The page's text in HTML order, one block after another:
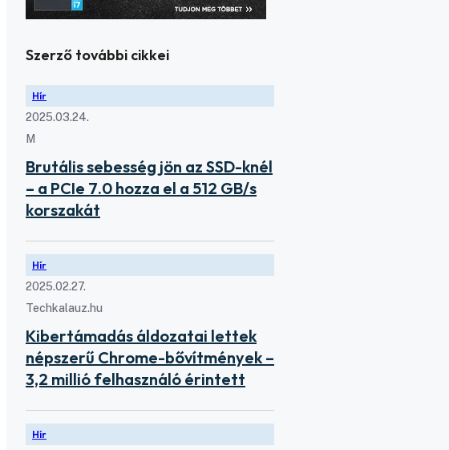
Szerző további cikkei
Hír
2025.03.24.
M
Brutális sebesség jön az SSD-knél
– a PCIe 7.0 hozza el a 512 GB/s
korszakát
Hír
2025.02.27.
Techkalauz.hu
Kibertámadás áldozatai lettek
népszerű Chrome-bővítmények –
3,2 millió felhasználó érintett
Hír